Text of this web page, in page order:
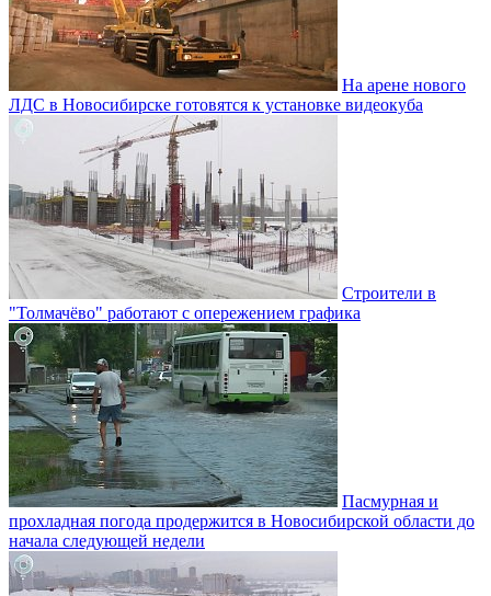
На арене нового
ЛДС в Новосибирске готовятся к установке видеокуба
Строители в
"Толмачёво" работают с опережением графика
Пасмурная и
прохладная погода продержится в Новосибирской области до
начала следующей недели